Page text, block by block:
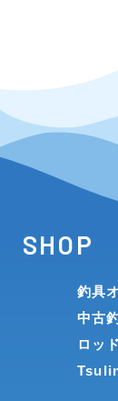
SHOP
釣具
中古
ロッ